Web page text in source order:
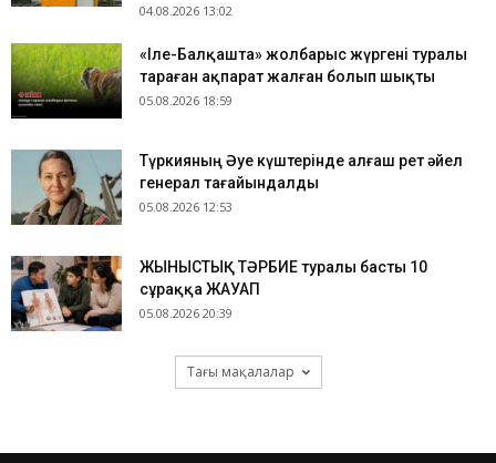
04.08.2026 13:02
«Іле-Балқашта» жолбарыс жүргені туралы
тараған ақпарат жалған болып шықты
05.08.2026 18:59
Түркияның Әуе күштерінде алғаш рет әйел
генерал тағайындалды
05.08.2026 12:53
ЖЫНЫСТЫҚ ТӘРБИЕ туралы басты 10
сұраққа ЖАУАП
05.08.2026 20:39
Тағы мақалалар